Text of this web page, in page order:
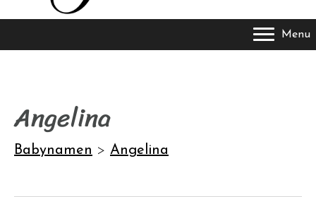
Menu
Angelina
Babynamen > Angelina